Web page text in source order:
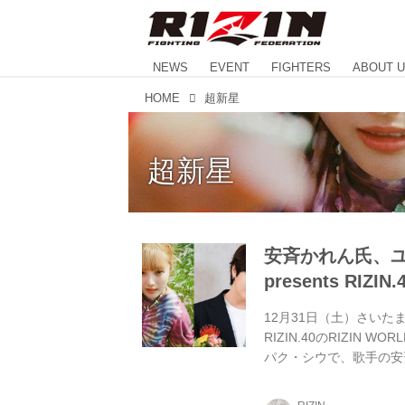
NEWS EVENT FIGHTERS ABOUT
HOME 超新星
超新星
安斉かれん氏、
presents
12月31日（土）さいた
RIZIN.40のRIZIN
パク・シウで、歌手の
ナク氏は韓国国歌をそ